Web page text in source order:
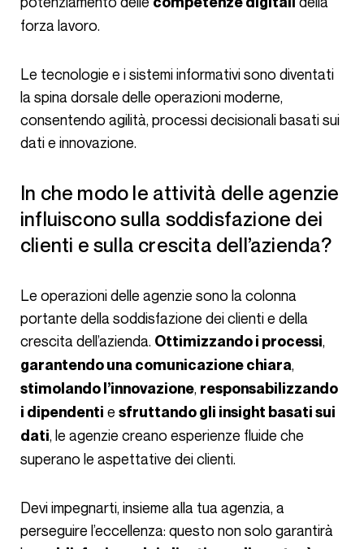
forza lavoro.
Le tecnologie e i sistemi informativi sono diventati
la spina dorsale delle operazioni moderne,
consentendo agilità, processi decisionali basati sui
dati e innovazione.
In che modo le attività delle agenzie
influiscono sulla soddisfazione dei
clienti e sulla crescita dell’azienda?
Le operazioni delle agenzie sono la colonna
portante della soddisfazione dei clienti e della
crescita dell’azienda. Ottimizzando i processi,
garantendo una comunicazione chiara,
stimolando l’innovazione, responsabilizzando
i dipendenti e sfruttando gli insight basati sui
dati, le agenzie creano esperienze fluide che
superano le aspettative dei clienti.
Devi impegnarti, insieme alla tua agenzia, a
perseguire l’eccellenza: questo non solo garantirà